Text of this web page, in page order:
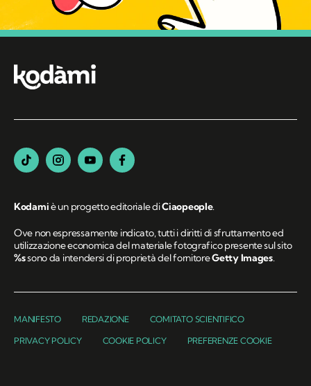
Kodamiè un progetto editoriale diCiaopeople.
Ove non espressamente indicato, tutti i diritti di sfruttamento ed
utilizzazione economica del materiale fotografico presente sul sito
%ssono da intendersi di proprietà del fornitoreGetty Images.
MANIFESTO REDAZIONE COMITATO SCIENTIFICO
PRIVACY POLICY COOKIE POLICY PREFERENZE COOKIE